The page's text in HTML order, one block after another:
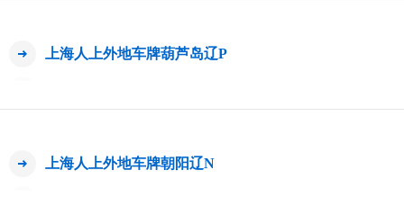
上海人上外地车牌葫芦岛辽P
上海人上外地车牌朝阳辽N